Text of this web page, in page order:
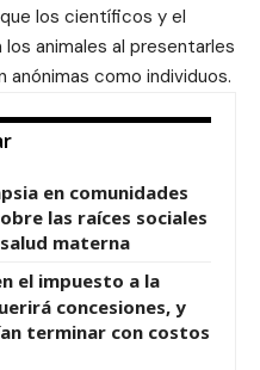
los científicos y el
animales al presentarles
anónimas como individuos.
en comunidades
las raíces sociales
materna
el impuesto a la
concesiones, y
terminar con costos